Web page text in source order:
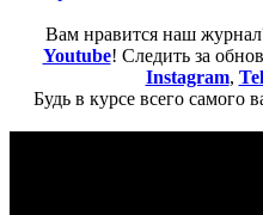
Вам нравится наш
Youtube! Следить за
Instagram,
Будь в курсе всего самого